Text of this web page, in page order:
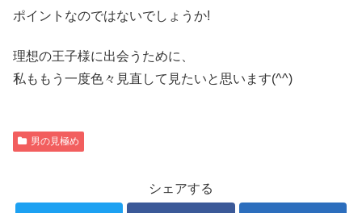
ポイントなのではないでしょうか!
理想の王子様に出会うために、
私ももう一度色々見直して見たいと思います(^^)
男の見極め
シェアする